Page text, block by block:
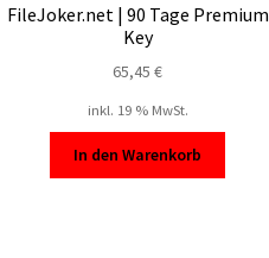
FileJoker.net | 90 Tage Premium
Key
65,45€
inkl. 19 % MwSt.
In den Warenkorb